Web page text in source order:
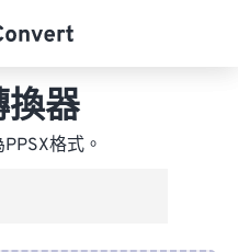
換器
格式。